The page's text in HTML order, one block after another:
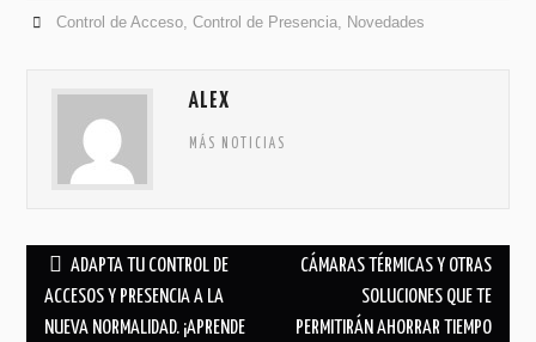
Control de Acceso, Control de Presencia, Novedades
ALEX
MÁS NOTICIAS
Post navigation
ADAPTA TU CONTROL DE
ACCESOS Y PRESENCIA A LA
NUEVA NORMALIDAD. ¡APRENDE
CÁMARAS TÉRMICAS Y OTRAS
SOLUCIONES QUE TE
PERMITIRÁN AHORRAR TIEMPO